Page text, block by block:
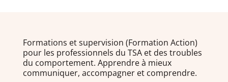
Formations et supervision (Formation Action)
pour les professionnels du TSA et des troubles
du comportement. Apprendre à mieux
communiquer, accompagner et comprendre.